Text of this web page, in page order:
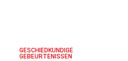
GESCHIEDKUNDIGE
GEBEURTENISSEN